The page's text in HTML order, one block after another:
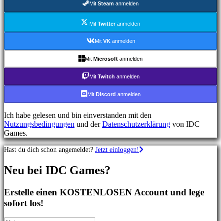
Rennspiele
Gelegenheitsspiele
Indie
Simulationsspiele
Kampfspiele
Gemeinschaft
Gameplay
In-
Game
Events
Media
Foren
IDC
Gifts
IDC
Mit Steam anmelden
MitTwitteranmelden
Mit VKanmelden
Mit Microsoft anmelden
Mit Twitch anmelden
Mit Discord anmelden
Ich habe gelesen und bin einverstanden mit den
Nutzungsbedingungen und derDatenschutzerklärung von IDC
Games.
Hast du dich schon angemeldet? Jetzt einloggen!
Neu bei IDC Games?
Erstelle einen KOSTENLOSEN Account und lege
sofort los!